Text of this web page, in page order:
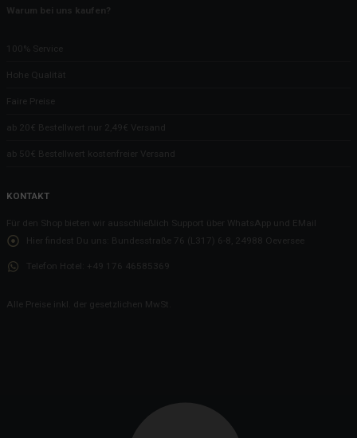
Warum bei uns kaufen?
100% Service
Hohe Qualität
Faire Preise
ab 20€ Bestellwert nur 2,49€ Versand
ab 50€ Bestellwert kostenfreier Versand
KONTAKT
Für den Shop bieten wir ausschließlich Support über WhatsApp und EMail
Hier findest Du uns:
Bundesstraße 76 (L317) 6-8, 24988 Oeversee
Telefon Hotel: +49 176 46585369
Alle Preise inkl. der gesetzlichen MwSt.